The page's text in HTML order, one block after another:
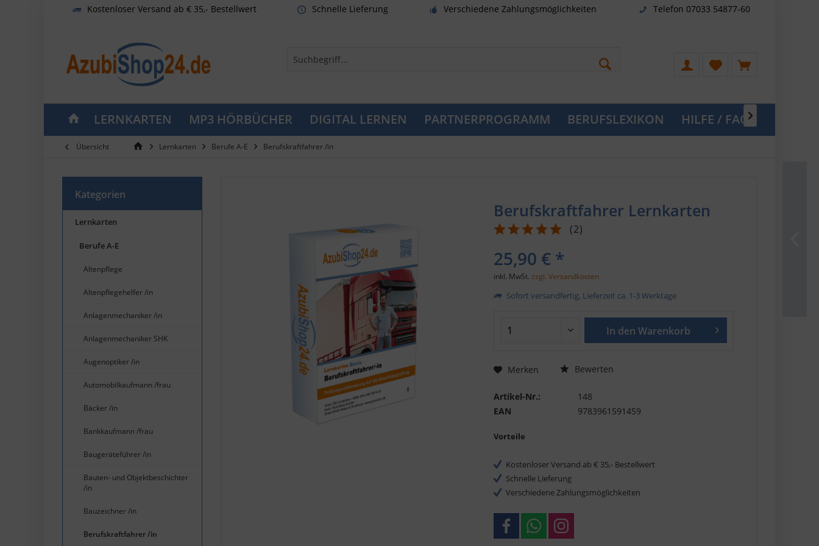
Kostenloser Versand ab € 35,- Bestellwert Schnelle Lieferung Verschiedene Zahlungsmöglichkeiten Telefon 07033 54877-60
LERNKARTEN MP3 HÖRBÜCHER DIGITAL LERNEN PARTNERPROGRAMM BERUFSLEXIKON HILFE / FAQ
Übersicht Lernkarten Berufe A-E Berufskraftfahrer /in
Kategorien
Lernkarten
Berufe A-E
Altenpflege
Altenpflegehelfer /in
Anlagenmechaniker /in
Anlagenmechaniker SHK
Augenoptiker /in
Automobilkaufmann /frau
Bäcker /in
Bankkaufmann /frau
Baugeräteführer /in
Bauten- und Objektbeschichter
/in
Bauzeichner /in
Berufskraftfahrer /in
Berufskraftfahrer Lernkarten
(2)
25,90 € *
inkl. MwSt.zzgl. Versandkosten
Sofort versandfertig, Lieferzeit ca. 1-3 Werktage
In den Warenkorb
Merken Bewerten
Artikel-Nr.:
148
EAN
9783961591459
Vorteile
Kostenloser Versand ab € 35,- Bestellwert
Schnelle Lieferung
Verschiedene Zahlungsmöglichkeiten